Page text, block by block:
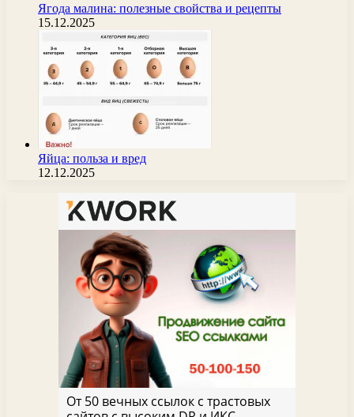
Ягода малина: полезные свойства и рецепты
15.12.2025
Яйца: польза и вред
12.12.2025